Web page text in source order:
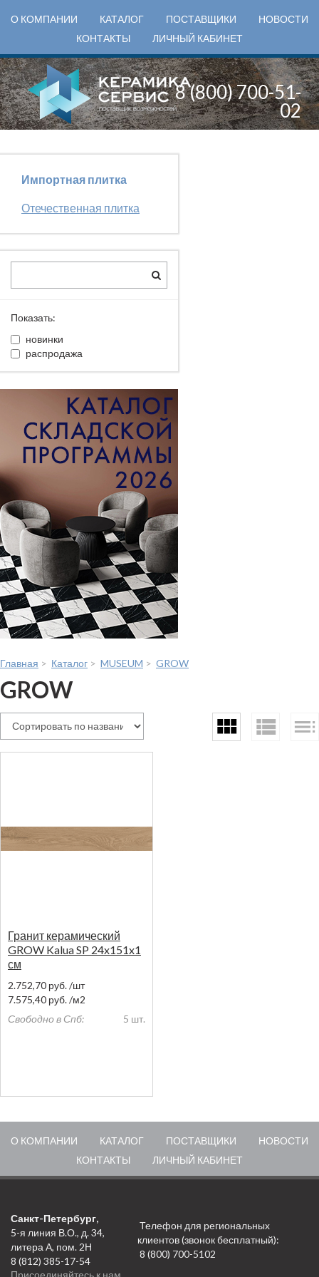
О КОМПАНИИ КАТАЛОГ ПОСТАВЩИКИ
НОВОСТИ
КОНТАКТЫ
ЛИЧНЫЙ КАБИНЕТ
8 (800) 700-51-
02
Импортная плитка
Отечественная плитка
Показать:
новинки
распродажа
Главная > Каталог > MUSEUM > GROW
GROW
Гранит керамический
GROW Kalua SP 24x151x1
см
2.752,70 руб./шт
7.575,40 руб./м2
Свободно в Спб:
5 шт.
О КОМПАНИИ КАТАЛОГ ПОСТАВЩИКИ
НОВОСТИ
КОНТАКТЫ
ЛИЧНЫЙ КАБИНЕТ
Санкт-Петербург,
5-я линия В.О., д. 34,
литера А, пом. 2Н
8 (812) 385-17-54
Телефон для региональных
клиентов (звонок бесплатный):
8 (800) 700-5102
Присоединяйтесь к нам